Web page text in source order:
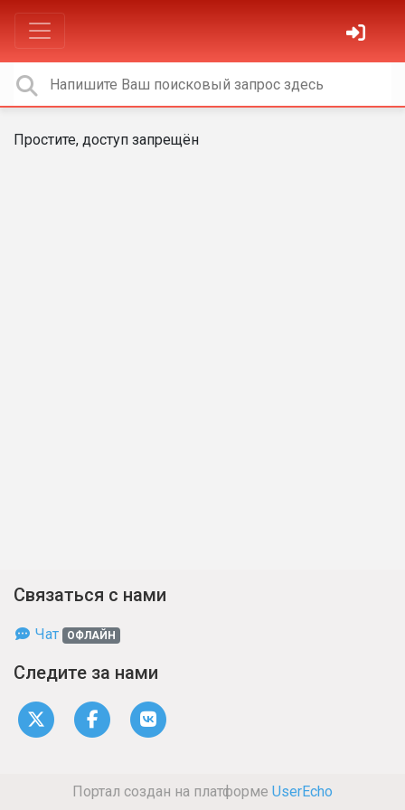
Простите, доступ запрещён
Связаться с нами
Чат ОФЛАЙН
Следите за нами
Портал создан на платформе UserEcho